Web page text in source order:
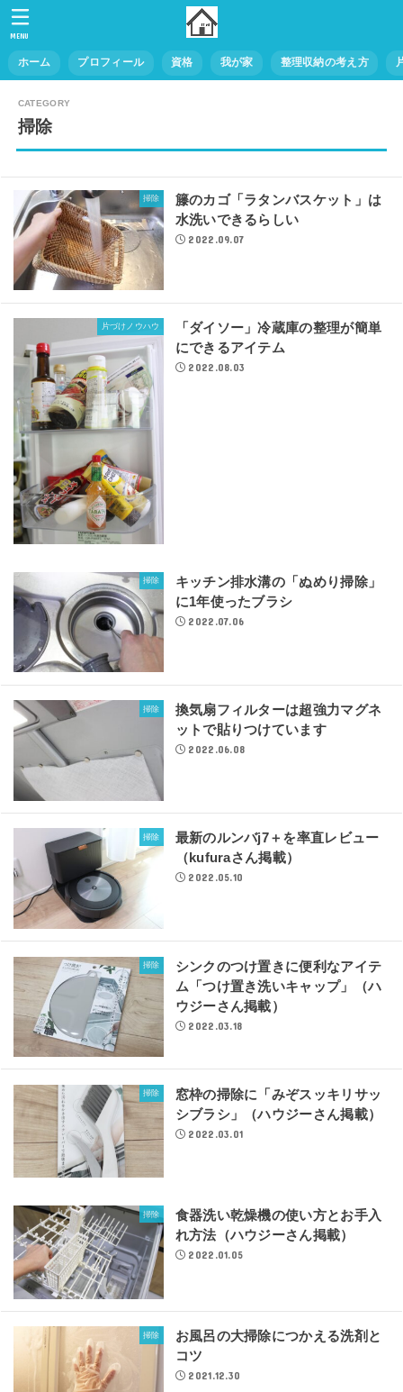
ホーム プロフィール 資格 我が家 整理収納の考え方
MENU
掃除
掃除
籐のカゴ「ラタンバスケット」は
水洗いできるらしい
2022.09.07
片づけノウハウ
「ダイソー」冷蔵庫の整理が簡単
にできるアイテム
2022.08.03
掃除
キッチン排水溝の「ぬめり掃除」
に1年使ったブラシ
2022.07.06
掃除
換気扇フィルターは超強力マグネ
ットで貼りつけています
2022.06.08
掃除
最新のルンバj7＋を率直レビュー
（kufuraさん掲載）
2022.05.10
掃除
シンクのつけ置きに便利なアイテ
ム「つけ置き洗いキャップ」（ハ
ウジーさん掲載）
2022.03.18
掃除
窓枠の掃除に「みぞスッキリサッ
シブラシ」（ハウジーさん掲載）
2022.03.01
掃除
食器洗い乾燥機の使い方とお手入
れ方法（ハウジーさん掲載）
2022.01.05
掃除
お風呂の大掃除につかえる洗剤と
コツ
2021.12.30